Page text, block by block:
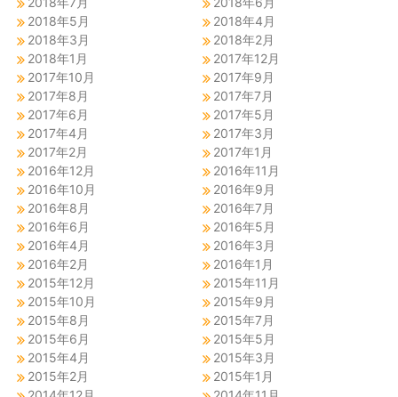
2018年5月
2018年4月
2018年3月
2018年2月
2018年1月
2017年12月
2017年10月
2017年9月
2017年8月
2017年7月
2017年6月
2017年5月
2017年4月
2017年3月
2017年2月
2017年1月
2016年12月
2016年11月
2016年10月
2016年9月
2016年8月
2016年7月
2016年6月
2016年5月
2016年4月
2016年3月
2016年2月
2016年1月
2015年12月
2015年11月
2015年10月
2015年9月
2015年8月
2015年7月
2015年6月
2015年5月
2015年4月
2015年3月
2015年2月
2015年1月